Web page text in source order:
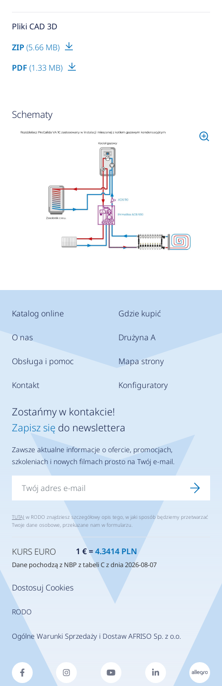
Pliki CAD 3D
ZIP (5.66 MB)
PDF (1.33 MB)
Schematy
Katalog online
O nas
Obsługa i pomoc
Kontakt
Gdzie kupić
Drużyna A
Mapa strony
Konfiguratory
Dostosuj Cookies
RODO
Ogólne Warunki Sprzedaży i Dostaw AFRISO Sp. z o.o.
Zostańmy w kontakcie!
Zapisz się do newslettera
Zawsze aktualne informacje o ofercie, promocjach,
szkoleniach i nowych filmach prosto na Twój e-mail.
TUTAJ w RODO znajdziesz szczegółowy opis tego, w jaki sposób będziemy przetwarzać
Twoje dane osobowe, przekazane nam w formularzu.
KURS EURO 1 € =4.3414 PLN
Dane pochodzą z NBP z tabeli C z dnia 2026-08-07